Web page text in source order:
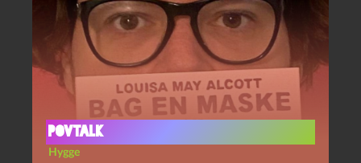
POVtalk
Hygge